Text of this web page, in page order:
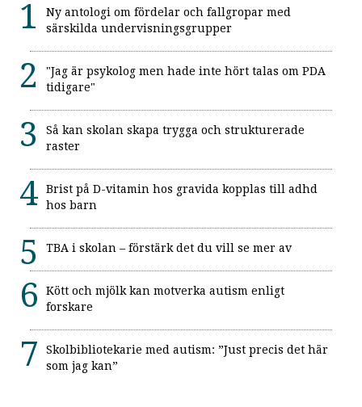
Ny antologi om fördelar och fallgropar med
särskilda undervisningsgrupper
"Jag är psykolog men hade inte hört talas om PDA
tidigare"
Så kan skolan skapa trygga och strukturerade
raster
Brist på D-vitamin hos gravida kopplas till adhd
hos barn
TBA i skolan – förstärk det du vill se mer av
Kött och mjölk kan motverka autism enligt
forskare
Skolbibliotekarie med autism: ”Just precis det här
som jag kan”